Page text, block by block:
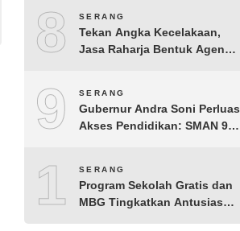
Hasil Terbaik
8 SERANG
Tekan Angka Kecelakaan,
Jasa Raharja Bentuk Agen
Taktakan
9 SERANG
Gubernur Andra Soni Perluas
Akses Pendidikan: SMAN 9
10SERANG
Program Sekolah Gratis dan
MBG Tingkatkan Antusias